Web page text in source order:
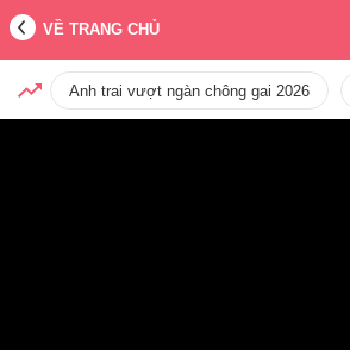
VỀ TRANG CHỦ
Anh trai vượt ngàn chông gai 2026